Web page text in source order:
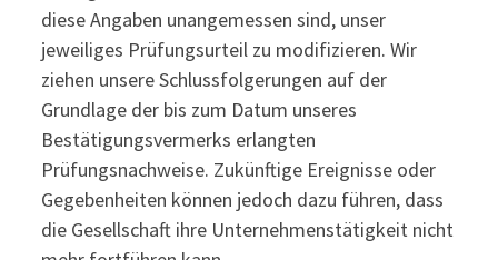
diese Angaben unangemessen sind, unser
jeweiliges Prüfungsurteil zu modifizieren. Wir
ziehen unsere Schlussfolgerungen auf der
Grundlage der bis zum Datum unseres
Bestätigungsvermerks erlangten
Prüfungsnachweise. Zukünftige Ereignisse oder
Gegebenheiten können jedoch dazu führen, dass
die Gesellschaft ihre Unternehmenstätigkeit nicht